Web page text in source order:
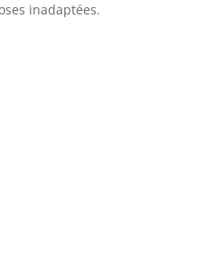
inadaptées.